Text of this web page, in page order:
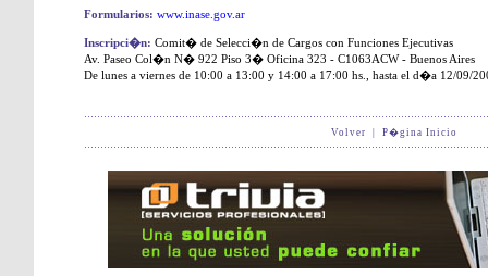
Formularios: www.inase.gov.ar
Inscripci�n: Comit� de Selecci�n de Cargos con Funciones Ejecutivas
Av. Paseo Col�n N� 922 Piso 3� Oficina 323 - C1063ACW - Buenos Aires
De lunes a viernes de 10:00 a 13:00 y 14:00 a 17:00 hs., hasta el d�a 12/09/
Volver P�gina Inicio